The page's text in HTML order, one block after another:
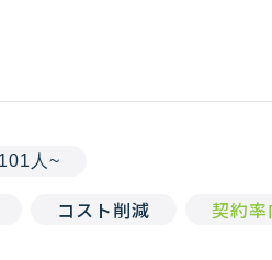
101人~
コスト削減 契約